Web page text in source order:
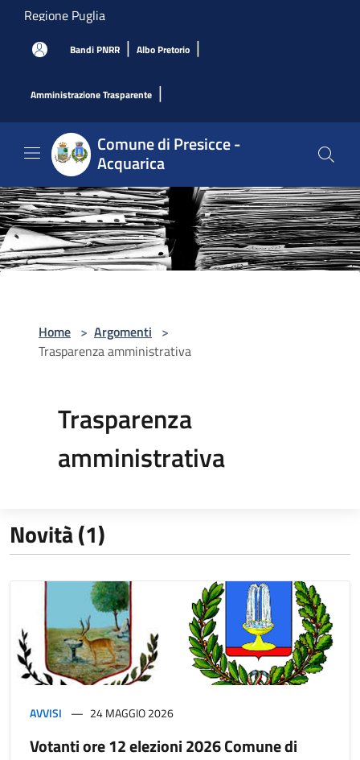
Salta al contenuto principale
Regione Puglia
Bandi PNRR | Albo Pretorio |
Amministrazione Trasparente |
Comune di Presicce -
Acquarica
Home > Argomenti >
Trasparenza amministrativa
Trasparenza
amministrativa
Novità (1)
AVVISI 24 MAGGIO 2026
Votanti ore 12 elezioni 2026 Comune di